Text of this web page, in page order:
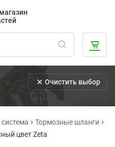
Очистить выбор
Тормозные шланги
цвет Zeta